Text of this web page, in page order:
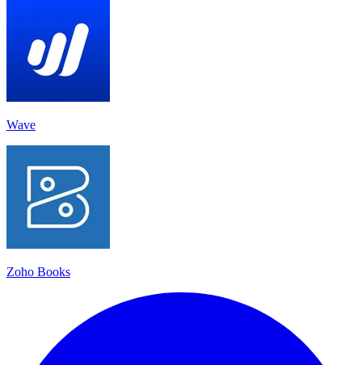
Wave
Zoho Books